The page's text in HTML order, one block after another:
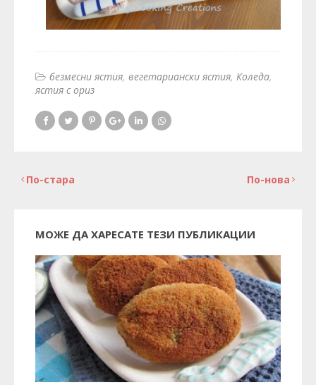
безмесни ястия вегетариански ястия Коледа
ястия с ориз
По-нова
По-стара
МОЖЕ ДА ХАРЕСАТЕ ТЕЗИ ПУБЛИКАЦИИ